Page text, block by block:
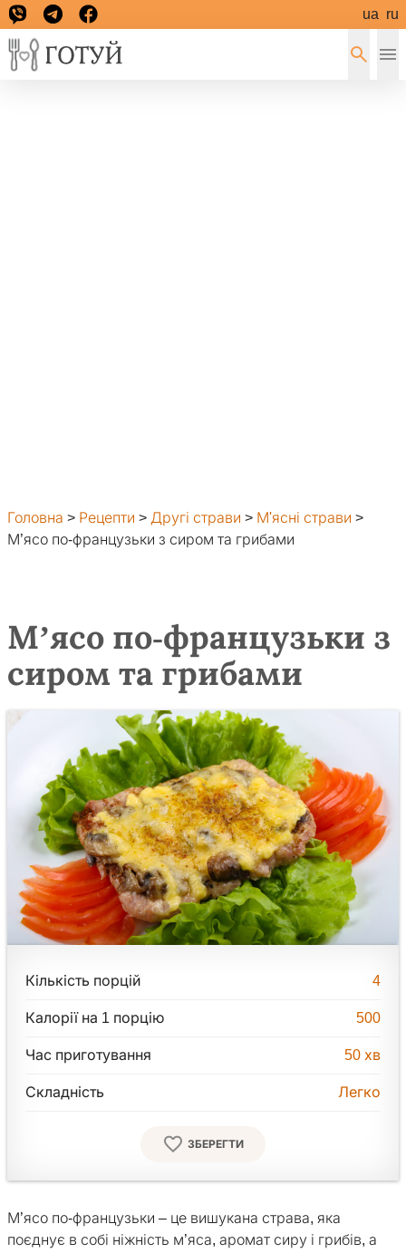
ua ru
Головна > Рецепти > Другі страви > М'ясні страви >
М’ясо по-французьки з сиром та грибами
М’ясо по-французьки з
сиром та грибами
Кількість порцій 4
Калорії на 1 порцію 500
Час приготування 50 хв
Складність Легко
ЗБЕРЕГТИ
М’ясо по-французьки – це вишукана страва, яка
поєднує в собі ніжність м’яса, аромат сиру і грибів, а